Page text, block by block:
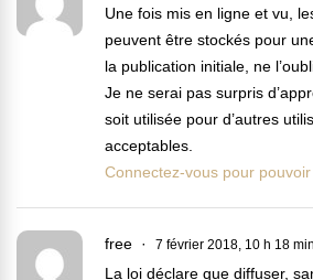
Une fois mis en ligne et vu,
peuvent être stockés pour
la publication initiale, ne
Je ne serai pas surpris
soit utilisée pour d’autres
acceptables.
Connectez-vous pour
free 7 février 2018, 10 h 18 min
La loi déclare que diffuser,